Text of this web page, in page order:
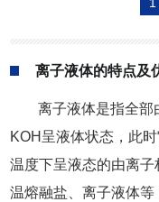
离子液体的特点及
离子液体是指全部
KOH呈液体状态，此
温度下呈液态的由离
温熔融盐、离子液体